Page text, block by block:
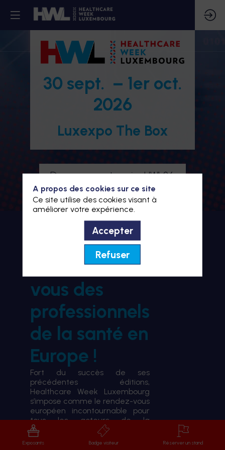
30 sept. – 1er oct.
2026
Luxexpo The Box
Devenez partenaire HWL26
Je m'inscris à HWL26
BIENVENUE À HWL26
le rendez-
vous des
professionnels
de la santé en
Europe !
Fort du succès de ses
précédentes éditions,
Healthcare Week Luxembourg
s’impose comme le rendez-vous
européen incontournable pour
tous les acteurs de la
transformation du système de
santé.
Exposants Badge visiteur Réserver un stand
A propos des cookies sur ce site
Ce site utilise des cookies visant à
améliorer votre expérience.
Accepter
Refuser